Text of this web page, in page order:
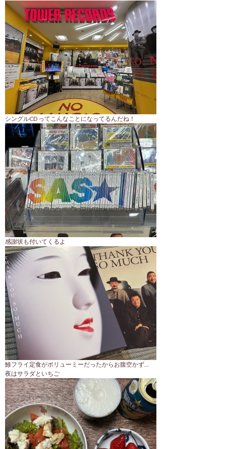
シングルCD ってこんなことになってるんだね！
感謝状も付いてくるよ
鯵フライ定食がボリューミーだったからお腹空かず…
夜はサラダといちご